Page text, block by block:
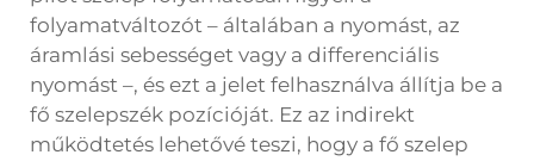
folyamatváltozót – általában a nyomást, az
áramlási sebességet vagy a differenciális
nyomást –, és ezt a jelet felhasználva állítja be a
fő szelepszék pozícióját. Ez az indirekt
működtetés lehetővé teszi, hogy a fő szelep